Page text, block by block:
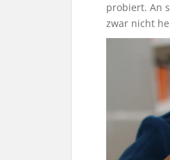
probiert. An
zwar nicht